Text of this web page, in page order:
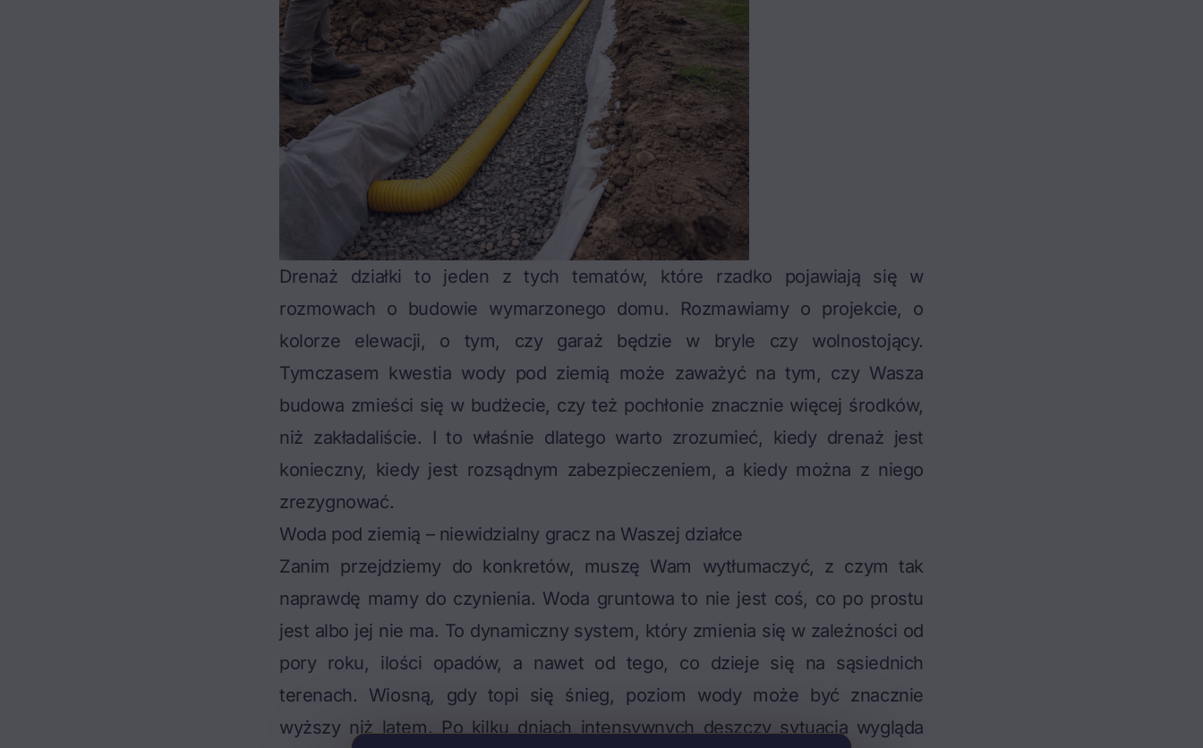
Drenaż działki to jeden z tych tematów, które rzadko pojawiają się w
rozmowach o budowie wymarzonego domu. Rozmawiamy o projekcie, o
kolorze elewacji, o tym, czy garaż będzie w bryle czy wolnostojący.
Tymczasem kwestia wody pod ziemią może zaważyć na tym, czy Wasza
budowa zmieści się w budżecie, czy też pochłonie znacznie więcej środków,
niż zakładaliście. I to właśnie dlatego warto zrozumieć, kiedy drenaż jest
konieczny, kiedy jest rozsądnym zabezpieczeniem, a kiedy można z niego
zrezygnować.
Woda pod ziemią – niewidzialny gracz na Waszej działce
Zanim przejdziemy do konkretów, muszę Wam wytłumaczyć, z czym tak
naprawdę mamy do czynienia. Woda gruntowa to nie jest coś, co po prostu
jest albo jej nie ma. To dynamiczny system, który zmienia się w zależności od
pory roku, ilości opadów, a nawet od tego, co dzieje się na sąsiednich
terenach. Wiosną, gdy topi się śnieg, poziom wody może być znacznie
wyższy niż latem. Po kilku dniach intensywnych deszczy sytuacja wygląda